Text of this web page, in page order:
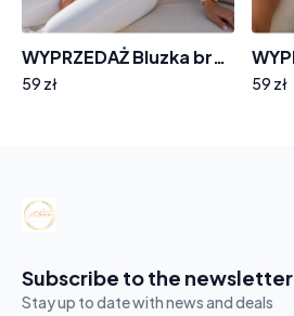
WYPRZEDAŻ Bluzka brzoskwinka EMG BL693 kwiaty różowo-błękitne r.36
59 zł 59 zł
Subscribe to the newsletter
Stay up to date with news and deals